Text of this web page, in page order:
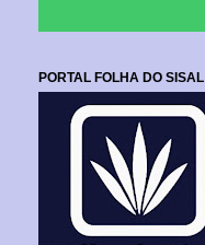
PORTAL FOLHA DO SISAL